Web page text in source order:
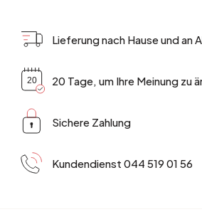
Lieferung nach Hause und an
20 Tage, um Ihre Meinung zu
Sichere Zahlung
Kundendienst 044 519 01 56